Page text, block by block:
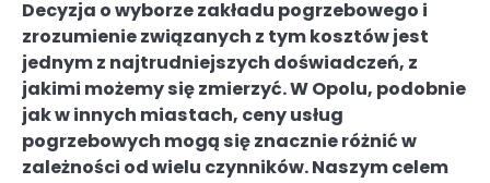
Decyzja o wyborze zakładu pogrzebowego i
zrozumienie związanych z tym kosztów jest
jednym z najtrudniejszych doświadczeń, z
jakimi możemy się zmierzyć. W Opolu, podobnie
jak w innych miastach, ceny usług
pogrzebowych mogą się znacznie różnić w
zależności od wielu czynników. Naszym celem